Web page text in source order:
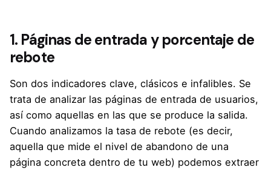
1. Páginas de entrada y porcentaje de
rebote
Son dos indicadores clave, clásicos e infalibles. Se
trata de analizar las páginas de entrada de usuarios,
así como aquellas en las que se produce la salida.
Cuando analizamos la tasa de rebote (es decir,
aquella que mide el nivel de abandono de una
página concreta dentro de tu web) podemos extraer